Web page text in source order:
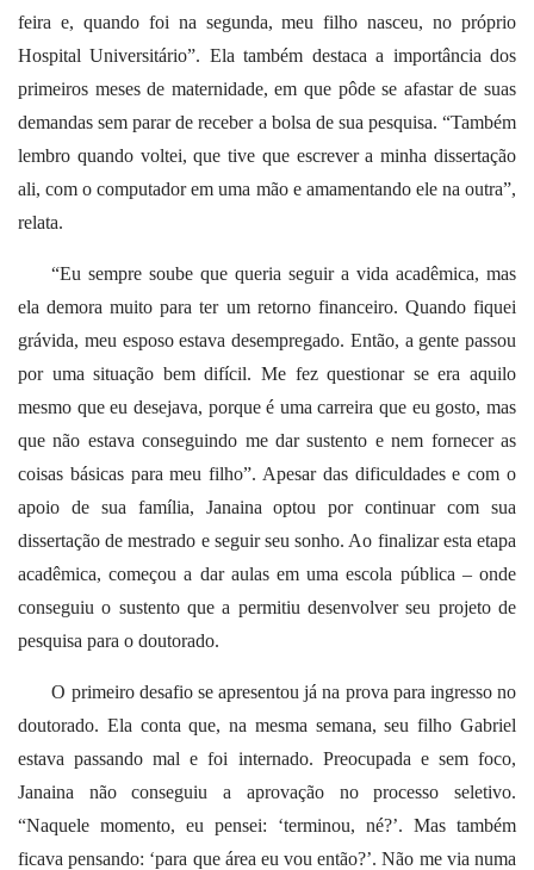
feira e, quando foi na segunda, meu filho nasceu, no próprio
Hospital Universitário”. Ela também destaca a importância dos
primeiros meses de maternidade, em que pôde se afastar de suas
demandas sem parar de receber a bolsa de sua pesquisa. “Também
lembro quando voltei, que tive que escrever a minha dissertação
ali, com o computador em uma mão e amamentando ele na outra”,
relata.
“Eu sempre soube que queria seguir a vida acadêmica, mas
ela demora muito para ter um retorno financeiro. Quando fiquei
grávida, meu esposo estava desempregado. Então, a gente passou
por uma situação bem difícil. Me fez questionar se era aquilo
mesmo que eu desejava, porque é uma carreira que eu gosto, mas
que não estava conseguindo me dar sustento e nem fornecer as
coisas básicas para meu filho”. Apesar das dificuldades e com o
apoio de sua família, Janaina optou por continuar com sua
dissertação de mestrado e seguir seu sonho. Ao finalizar esta etapa
acadêmica, começou a dar aulas em uma escola pública – onde
conseguiu o sustento que a permitiu desenvolver seu projeto de
pesquisa para o doutorado.
O primeiro desafio se apresentou já na prova para ingresso no
doutorado. Ela conta que, na mesma semana, seu filho Gabriel
estava passando mal e foi internado. Preocupada e sem foco,
Janaina não conseguiu a aprovação no processo seletivo.
“Naquele momento, eu pensei: ‘terminou, né?’. Mas também
ficava pensando: ‘para que área eu vou então?’. Não me via numa